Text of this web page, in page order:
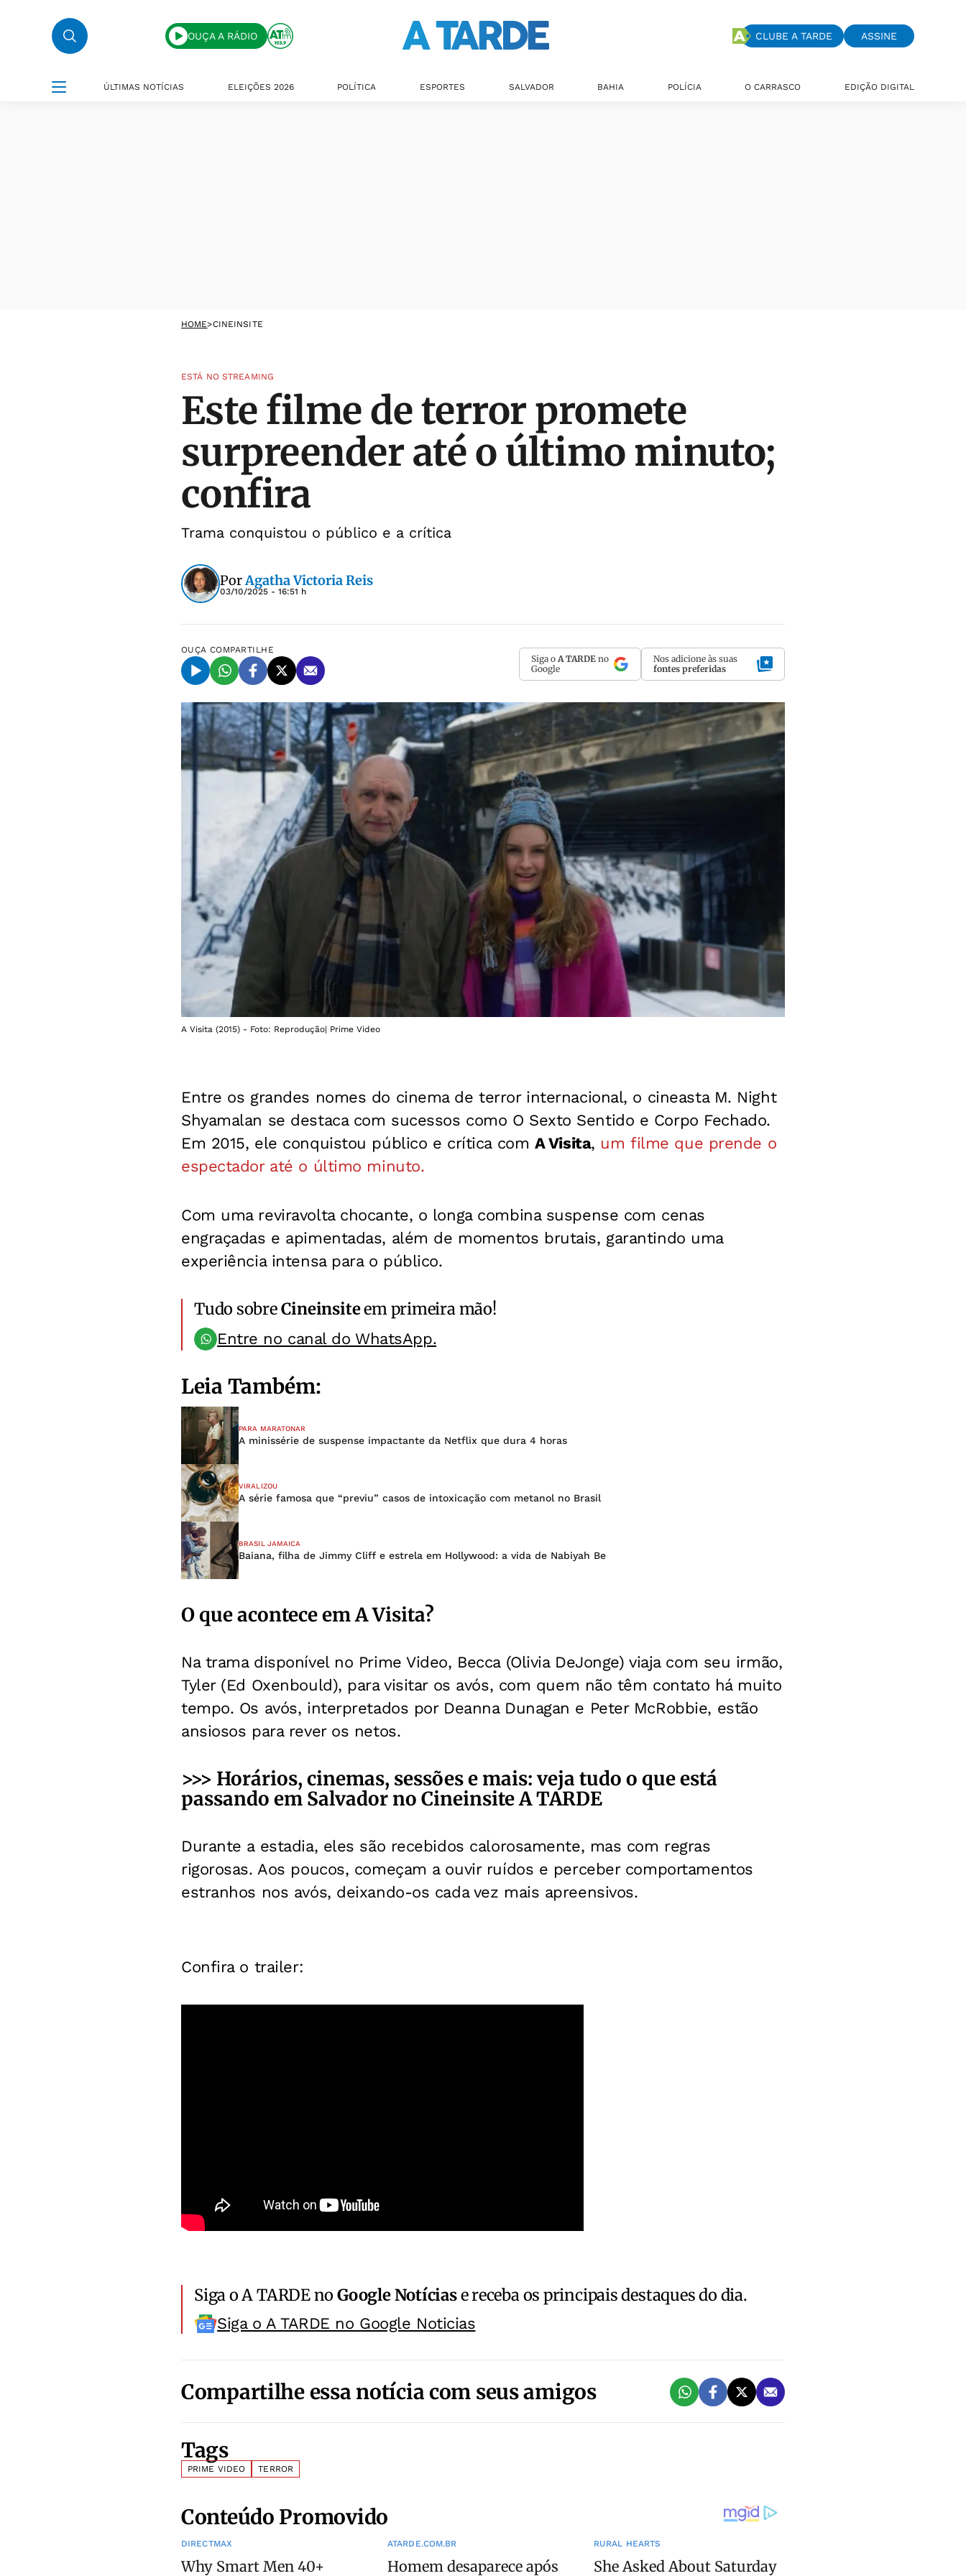
OUÇA A RÁDIO CLUBE A TARDE ASSINE
ÚLTIMAS NOTÍCIAS ELEIÇÕES 2026 POLÍTICA ESPORTES SALVADOR BAHIA POLÍCIA O CARRASCO EDIÇÃO DIGITAL
HOME>CINEINSITE
ESTÁ NO STREAMING
Este filme de terror promete
surpreender até o último minuto;
confira
Trama conquistou o público e a crítica
PorAgatha Victoria Reis
03/10/2025 - 16:51 h
OUÇA COMPARTILHE
Siga o A TARDE no
Google
Nos adicione às suas
fontes preferidas
A Visita (2015) - Foto: Reprodução| Prime Video
Entre os grandes nomes do cinema de terror internacional, o cineasta M. Night
Shyamalan se destaca com sucessos como O Sexto Sentido e Corpo Fechado.
Em 2015, ele conquistou público e crítica com A Visita, um filme que prende o
espectador até o último minuto.
Com uma reviravolta chocante, o longa combina suspense com cenas
engraçadas e apimentadas, além de momentos brutais, garantindo uma
experiência intensa para o público.
Tudo sobreCineinsiteem primeira mão!
Entre no canal do WhatsApp.
Leia Também:
PARA MARATONAR
A minissérie de suspense impactante da Netflix que dura 4 horas
VIRALIZOU
A série famosa que “previu” casos de intoxicação com metanol no Brasil
BRASIL JAMAICA
Baiana, filha de Jimmy Cliff e estrela em Hollywood: a vida de Nabiyah Be
O que acontece em A Visita?
Na trama disponível no Prime Video, Becca (Olivia DeJonge) viaja com seu irmão,
Tyler (Ed Oxenbould), para visitar os avós, com quem não têm contato há muito
tempo. Os avós, interpretados por Deanna Dunagan e Peter McRobbie, estão
ansiosos para rever os netos.
>>> Horários, cinemas, sessões e mais: veja tudo o que está
passando em Salvador no Cineinsite A TARDE
Durante a estadia, eles são recebidos calorosamente, mas com regras
rigorosas. Aos poucos, começam a ouvir ruídos e perceber comportamentos
estranhos nos avós, deixando-os cada vez mais apreensivos.
Confira o trailer:
Siga o A TARDE noGoogle Notíciase receba os principais destaques do dia.
Siga o A TARDE no Google Noticias
Compartilhe essa notícia com seus amigos
Tags
PRIME VIDEO TERROR